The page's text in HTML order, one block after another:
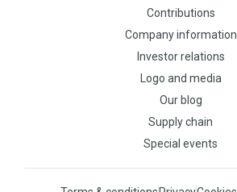
Contributions
Company information
Investor relations
Logo and media
Our blog
Supply chain
Special events